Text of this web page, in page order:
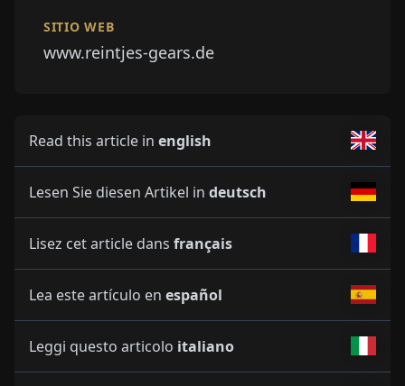
SITIO WEB
www.reintjes-gears.de
Read this article in english
Lesen Sie diesen Artikel in deutsch
Lisez cet article dans français
Lea este artículo en español
Leggi questo articolo italiano